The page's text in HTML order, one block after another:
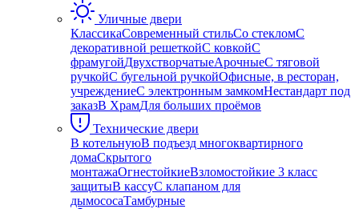
Уличные двери
КлассикаСовременный стильСо стекломС
декоративной решеткойС ковкойС
фрамугойДвухстворчатыеАрочныеС тяговой
ручкойС бугельной ручкойОфисные, в ресторан,
учреждениеС электронным замкомНестандарт под
заказВ ХрамДля больших проёмов
Технические двери
В котельнуюВ подъезд многоквартирного
домаСкрытого
монтажаОгнестойкиеВзломостойкие 3 класс
защитыВ кассуС клапаном для
дымососаТамбурные